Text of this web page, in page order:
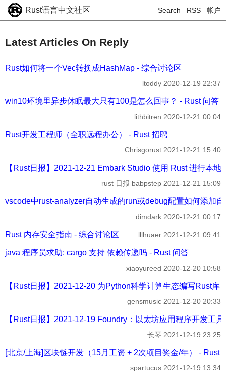
Rust语言中文社区 Search RSS 帐户
Latest Articles On Reply
Rust如何将一个Vec转换成HashMap - 综合讨论区
ltoddy 2020-12-19 22:37
win10环境里异步休眠最大只有100是怎么回事？ - Rust 问答
lithbitren 2020-12-21 00:04
Rust开发工程师（全职远程办公） - Rust 招聘
Chrisgorust 2021-12-21 15:40
【Rust日报】2021-12-21 Embark Studio 使用 Rust 进行本地
rust 日报 babpstep 2021-12-21 15:09
vscode中rust-analyzer自动生成的run或debug配置如何添加
dimdark 2020-12-21 00:17
Rust 内存安全指南 - 综合讨论区 lllhuaer 2021-12-21 09:41
java 程序员求助: cargo 支持 依赖传递吗 - Rust 问答
xiaoyureed 2020-12-20 10:58
【Rust日报】2021-12-20 为Python科学计算生态编写Rust库
gensmusic 2021-12-20 20:33
【Rust日报】2021-12-19 Foundry：以太坊应用程序开发工
长琴 2021-12-19 23:25
[北京/上海]区块链开发（15月工资 + 2次项目奖金/年） - Rust
spartucus 2021-12-19 13:34